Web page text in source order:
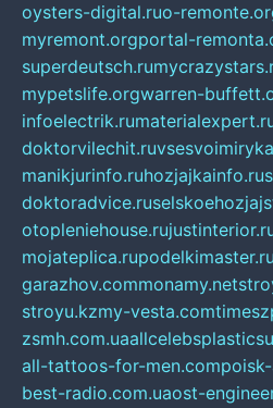
oysters-digital.ruo-
myremont.orgportal-
superdeutsch.ru
mypetslife.orgwarren-
infoelectrik.ru
doktorvilechit.ru
manikjurinfo.ruhozjajkainfo.ru
doktoradvice.ru
otopleniehouse.ru
mojateplica.rupodelkimaster.ru
garazhov.commonamy.net
stroyu.kzmy-vesta.com
zsmh.com.ua
all-tattoos-for-men.com
best-radio.com.uaost-